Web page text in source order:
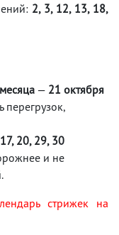
2, 3, 12, 13, 18,
— 21 октября
перегрузок,
20, 29, 30
и не
стрижек на